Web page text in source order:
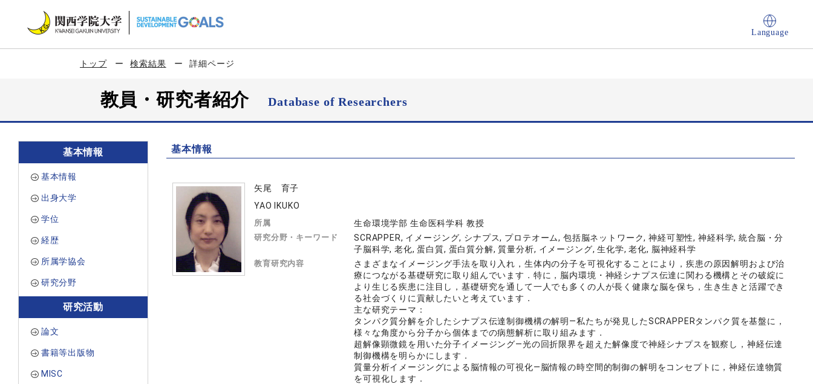
Language
トップ 検索結果 詳細ページ
教員・研究者紹介Database of Researchers
基本情報
基本情報
出身大学
学位
経歴
所属学協会
研究分野
研究活動
論文
書籍等出版物
MISC
基本情報
矢尾 育子
YAO IKUKO
所属 生命環境学部 生命医科学科 教授
研究分野・キーワード
SCRAPPER, イメージング, シナプス, プロテオーム, 包括脳ネットワーク, 神経可塑性, 神経科学, 統合脳・分
子脳科学, 老化, 蛋白質, 蛋白質分解, 質量分析, イメージング, 生化学, 老化, 脳神経科学
教育研究内容
さまざまなイメージング手法を取り入れ，生体内の分子を可視化することにより，疾患の原因解明および治
療につながる基礎研究に取り組んでいます．特に，脳内環境・神経シナプス伝達に関わる機構とその破綻に
より生じる疾患に注目し，基礎研究を通して一人でも多くの人が長く健康な脳を保ち，生き生きと活躍でき
る社会づくりに貢献したいと考えています．
主な研究テーマ：
タンパク質分解を介したシナプス伝達制御機構の解明―私たちが発見したSCRAPPERタンパク質を基盤に，
様々な角度から分子から個体までの病態解析に取り組みます．
超解像顕微鏡を用いた分子イメージング―光の回折限界を超えた解像度で神経シナプスを観察し，神経伝達
制御機構を明らかにします．
質量分析イメージングによる脳情報の可視化―脳情報の時空間的制御の解明をコンセプトに，神経伝達物質
を可視化します．